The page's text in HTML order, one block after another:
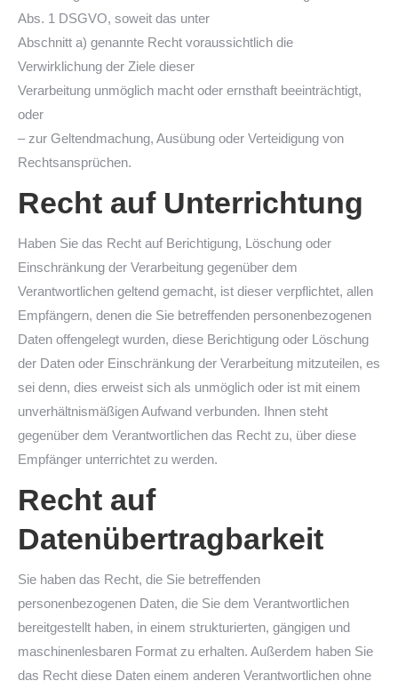
Abs. 1 DSGVO, soweit das unter
Abschnitt a) genannte Recht voraussichtlich die
Verwirklichung der Ziele dieser
Verarbeitung unmöglich macht oder ernsthaft beeinträchtigt,
oder
– zur Geltendmachung, Ausübung oder Verteidigung von
Rechtsansprüchen.
Recht auf Unterrichtung
Haben Sie das Recht auf Berichtigung, Löschung oder
Einschränkung der Verarbeitung gegenüber dem
Verantwortlichen geltend gemacht, ist dieser verpflichtet, allen
Empfängern, denen die Sie betreffenden personenbezogenen
Daten offengelegt wurden, diese Berichtigung oder Löschung
der Daten oder Einschränkung der Verarbeitung mitzuteilen, es
sei denn, dies erweist sich als unmöglich oder ist mit einem
unverhältnismäßigen Aufwand verbunden. Ihnen steht
gegenüber dem Verantwortlichen das Recht zu, über diese
Empfänger unterrichtet zu werden.
Recht auf
Datenübertragbarkeit
Sie haben das Recht, die Sie betreffenden
personenbezogenen Daten, die Sie dem Verantwortlichen
bereitgestellt haben, in einem strukturierten, gängigen und
maschinenlesbaren Format zu erhalten. Außerdem haben Sie
das Recht diese Daten einem anderen Verantwortlichen ohne